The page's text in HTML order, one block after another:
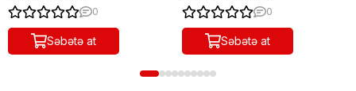
0
Səbətə at
0
Səbətə at